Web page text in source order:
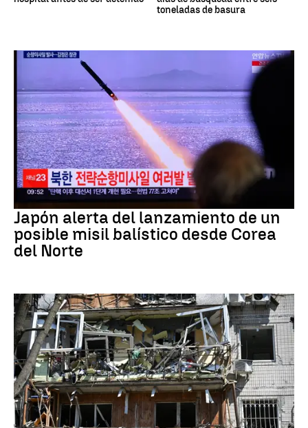
toneladas de basura
Japón alerta del lanzamiento de un
posible misil balístico desde Corea
del Norte